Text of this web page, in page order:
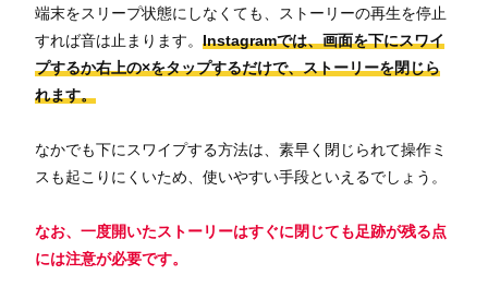
端末をスリープ状態にしなくても、ストーリーの再生を停止
すれば音は止まります。 Instagramでは、画面を下にスワイ
プするか右上の×をタップするだけで、ストーリーを閉じら
れます。
なかでも下にスワイプする方法は、素早く閉じられて操作ミ
スも起こりにくいため、使いやすい手段といえるでしょう。
なお、一度開いたストーリーはすぐに閉じても足跡が残る点
には注意が必要です。